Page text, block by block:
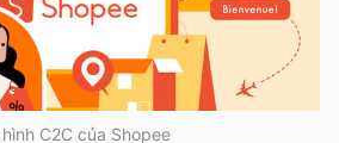
C2C của Shopee